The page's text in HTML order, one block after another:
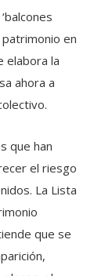
patrimonio en
elabora la
ahora a
que han
el riesgo
La Lista
que se